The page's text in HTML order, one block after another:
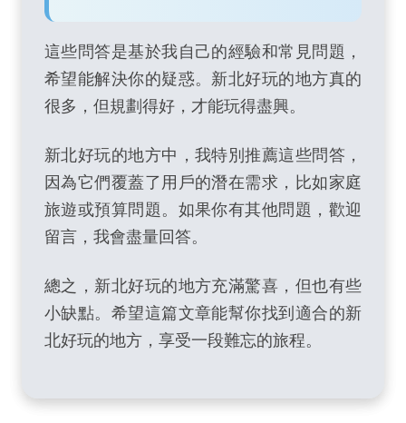
這些問答是基於我自己的經驗和常見問題，
希望能解決你的疑惑。新北好玩的地方真的
很多，但規劃得好，才能玩得盡興。
新北好玩的地方中，我特別推薦這些問答，
因為它們覆蓋了用戶的潛在需求，比如家庭
旅遊或預算問題。如果你有其他問題，歡迎
留言，我會盡量回答。
總之，新北好玩的地方充滿驚喜，但也有些
小缺點。希望這篇文章能幫你找到適合的新
北好玩的地方，享受一段難忘的旅程。